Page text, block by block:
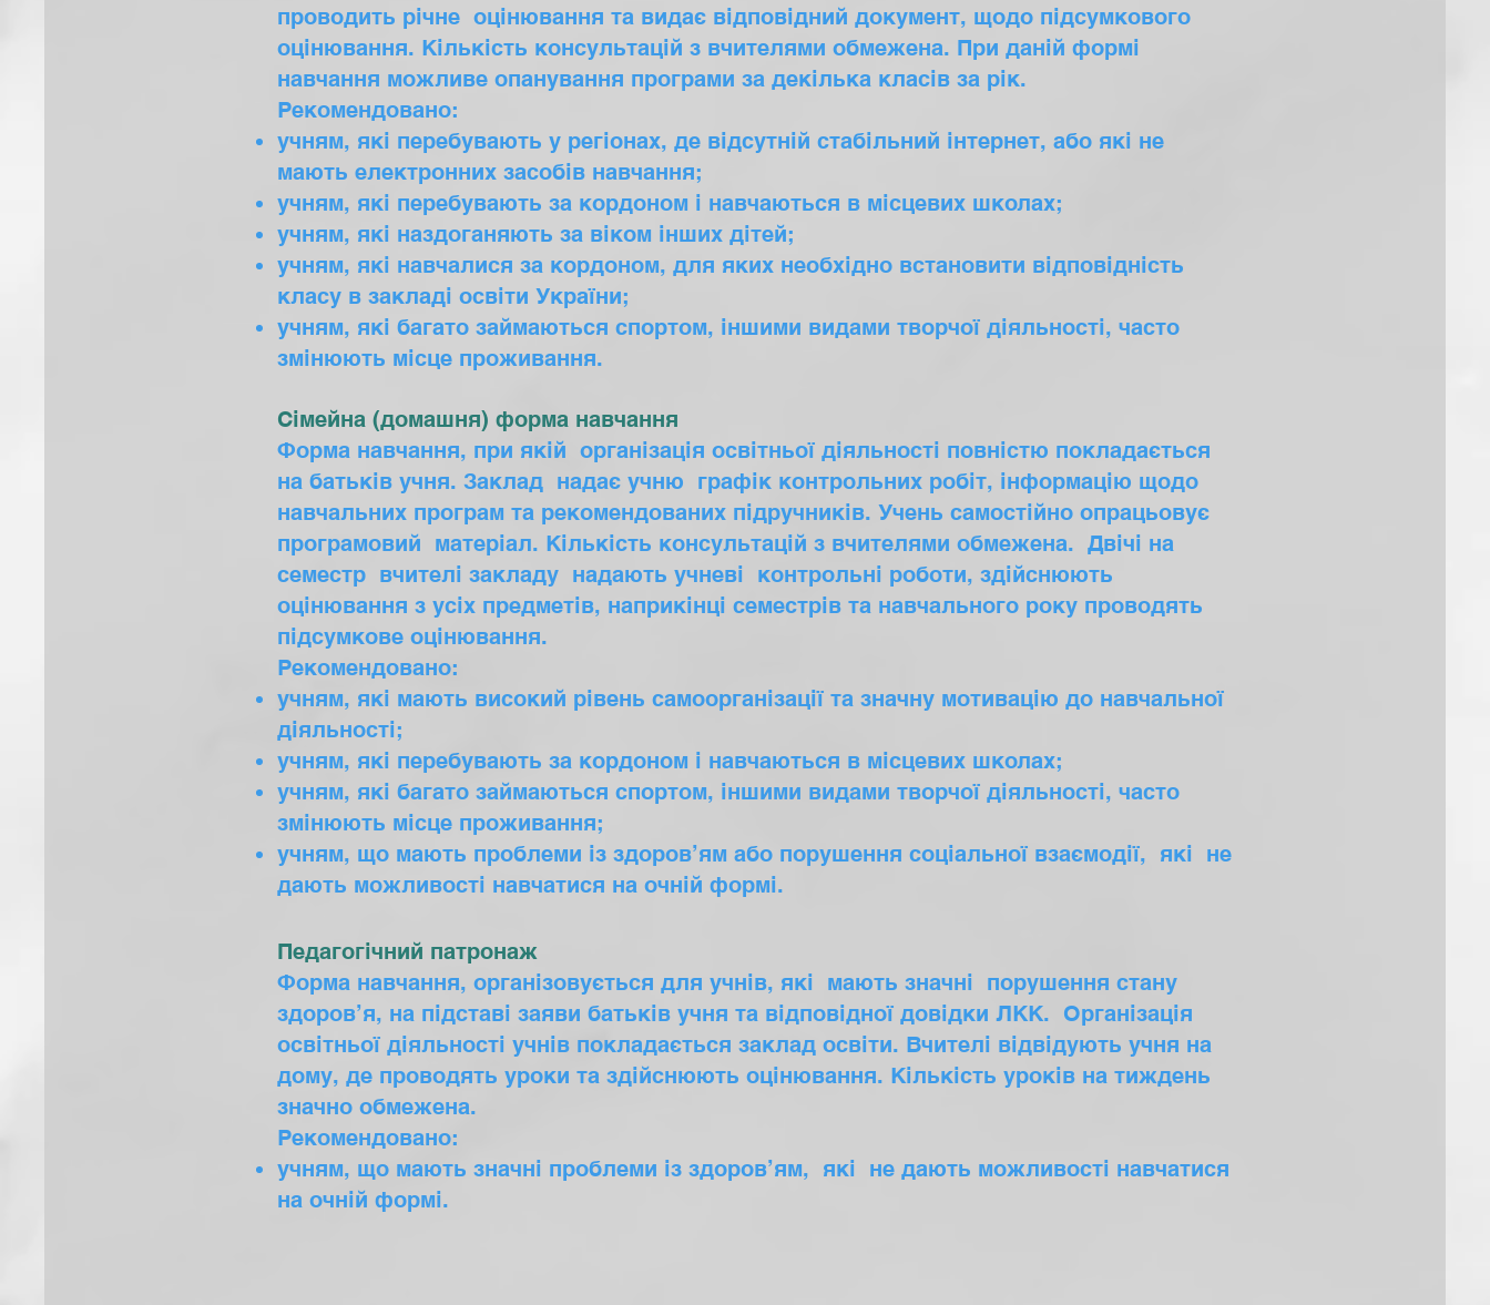
проводить річне оцінювання та видає відповідний документ, щодо підсумкового
оцінювання. Кількість консультацій з вчителями обмежена. При даній формі
навчання можливе опанування програми за декілька класів за рік.
Рекомендовано:
учням, які перебувають у регіонах, де відсутній стабільний інтернет, або які не
мають електронних засобів навчання;
учням, які перебувають за кордоном і навчаються в місцевих школах;
учням, які наздоганяють за віком інших дітей;
учням, які навчалися за кордоном, для яких необхідно встановити відповідність
класу в закладі освіти України;
учням, які багато займаються спортом, іншими видами творчої діяльності, часто
змінюють місце проживання.
Сімейна (домашня) форма навчання
Форма навчання, при якій організація освітньої діяльності повністю покладається
на батьків учня. Заклад надає учню графік контрольних робіт, інформацію щодо
навчальних програм та рекомендованих підручників. Учень самостійно опрацьовує
програмовий матеріал. Кількість консультацій з вчителями обмежена. Двічі на
семестр вчителі закладу надають учневі контрольні роботи, здійснюють
оцінювання з усіх предметів, наприкінці семестрів та навчального року проводять
підсумкове оцінювання.
Рекомендовано:
учням, які мають високий рівень самоорганізації та значну мотивацію до навчальної
діяльності;
учням, які перебувають за кордоном і навчаються в місцевих школах;
учням, які багато займаються спортом, іншими видами творчої діяльності, часто
змінюють місце проживання;
учням, що мають проблеми із здоров’ям або порушення соціальної взаємодії, які не
дають можливості навчатися на очній формі.
Педагогічний патронаж
Форма навчання, організовується для учнів, які мають значні порушення стану
здоров’я, на підставі заяви батьків учня та відповідної довідки ЛКК. Організація
освітньої діяльності учнів покладається заклад освіти. Вчителі відвідують учня на
дому, де проводять уроки та здійснюють оцінювання. Кількість уроків на тиждень
значно обмежена.
Рекомендовано:
учням, що мають значні проблеми із здоров’ям, які не дають можливості навчатися
на очній формі.